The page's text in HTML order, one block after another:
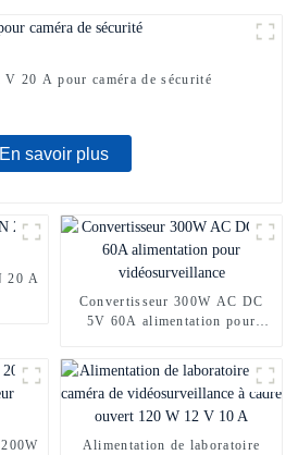
20 A pour caméra de sécurité
En savoir plus
20 A
Convertisseur 300W AC DC
5V 60A alimentation pour
Alimentation de laboratoire